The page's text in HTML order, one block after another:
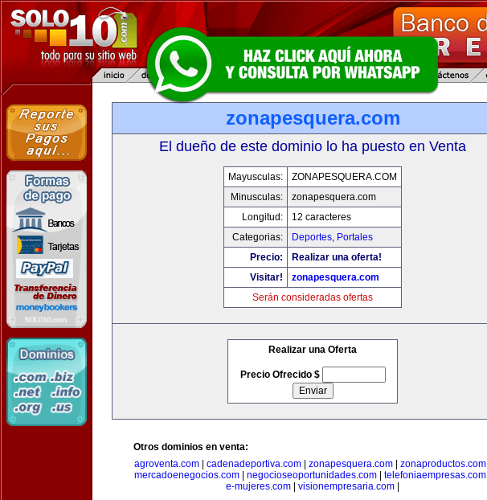
zonapesquera.com
El dueño de este dominio lo ha puesto en Venta
Mayusculas:
ZONAPESQUERA.COM
Minusculas:
zonapesquera.com
Longitud:
12 caracteres
Categorias:
Deportes, Portales
Precio:
Realizar una oferta!
Visitar!
zonapesquera.com
Serán consideradas ofertas
Realizar una Oferta
Precio Ofrecido $
Otros dominios en venta:
agroventa.com
cadenadeportiva.com zonapesquera.com zonaproductos.com
mercadoenegocios.com
negocioseoportunidades.com telefoniaempresas.com
e-mujeres.com
visionempresaria.com